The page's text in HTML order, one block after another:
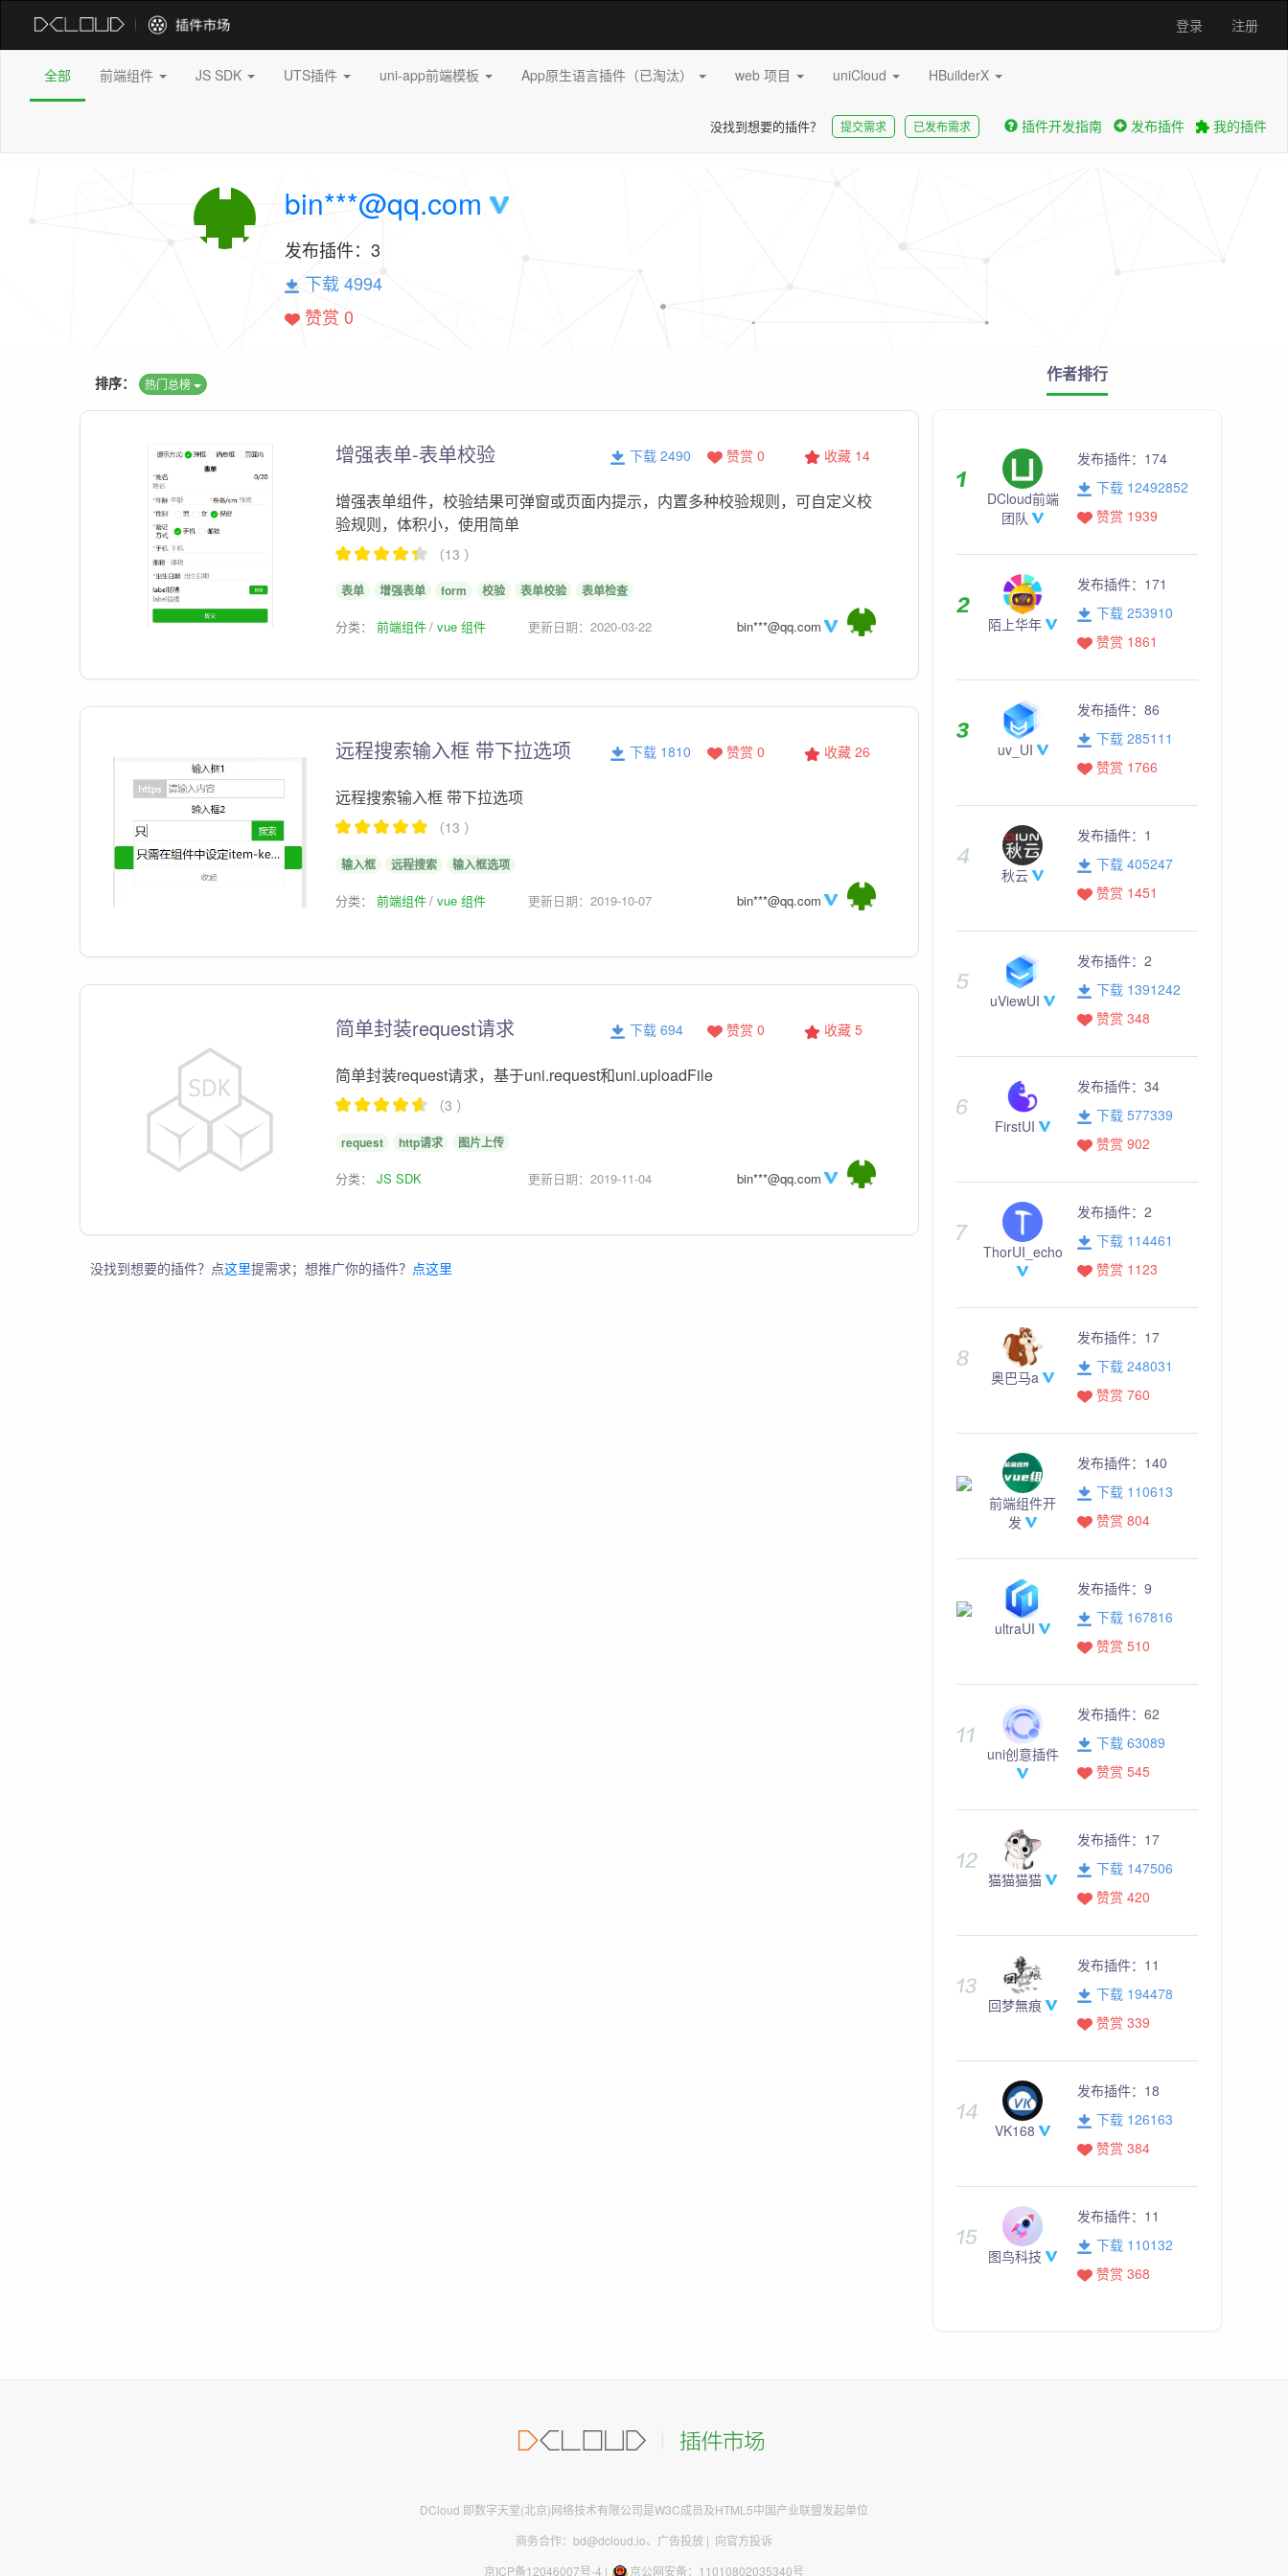
登录 注册
全部 前端组件 JS SDK UTS插件 uni-app前端模板 App原生语言插件（已淘汰） web 项目 uniCloud HBuilderX
没找到想要的插件？ 提交需求 已发布需求 插件开发指南 发布插件 我的插件
bin***@qq.com
发布插件： 3
下载 4994
赞赏 0
排序： 热门总榜
增强表单-表单校验 收藏 14
赞赏 0
下载 2490
增强表单组件，校验结果可弹窗或页面内提示，内置多种校验规则，可自定义校
验规则，体积小，使用简单
（13 ）
表单 增强表单 form 校验 表单校验 表单检查
分类： 前端组件 vue 组件 更新日期：2020-03-22 bin***@qq.com
远程搜索输入框 带下拉选项 收藏 26
赞赏 0
下载 1810
远程搜索输入框 带下拉选项
（13 ）
输入框 远程搜索 输入框选项
分类： 前端组件 vue 组件 更新日期：2019-10-07 bin***@qq.com
简单封装request请求 收藏 5
赞赏 0
下载 694
简单封装request请求，基于uni.request和uni.uploadFile
（3 ）
request http请求 图片上传
分类： JS SDK 更新日期：2019-11-04 bin***@qq.com
没找到想要的插件？点这里提需求；想推广你的插件？ 点这里
作者排行
DCloud前端
团队
发布插件： 174
下载 12492852
赞赏 1939
陌上华年
发布插件： 171
下载 253910
赞赏 1861
uv_UI
发布插件： 86
下载 285111
赞赏 1766
秋云
发布插件： 1
下载 405247
赞赏 1451
uViewUI
发布插件： 2
下载 1391242
赞赏 348
FirstUI
发布插件： 34
下载 577339
赞赏 902
ThorUI_echo
发布插件： 2
下载 114461
赞赏 1123
奥巴马a
发布插件： 17
下载 248031
赞赏 760
前端组件开
发
发布插件： 140
下载 110613
赞赏 804
ultraUI
发布插件： 9
下载 167816
赞赏 510
uni创意插件
发布插件： 62
下载 63089
赞赏 545
猫猫猫猫
发布插件： 17
下载 147506
赞赏 420
回梦無痕
发布插件： 11
下载 194478
赞赏 339
VK168
发布插件： 18
下载 126163
赞赏 384
图鸟科技
发布插件： 11
下载 110132
赞赏 368
DCloud 即数字天堂(北京)网络技术有限公司是W3C成员及HTML5中国产业联盟发起单位
商务合作：bd@dcloud.io、 广告投放 | 向官方投诉
京ICP备12046007号-4 | 京公网安备：11010802035340号